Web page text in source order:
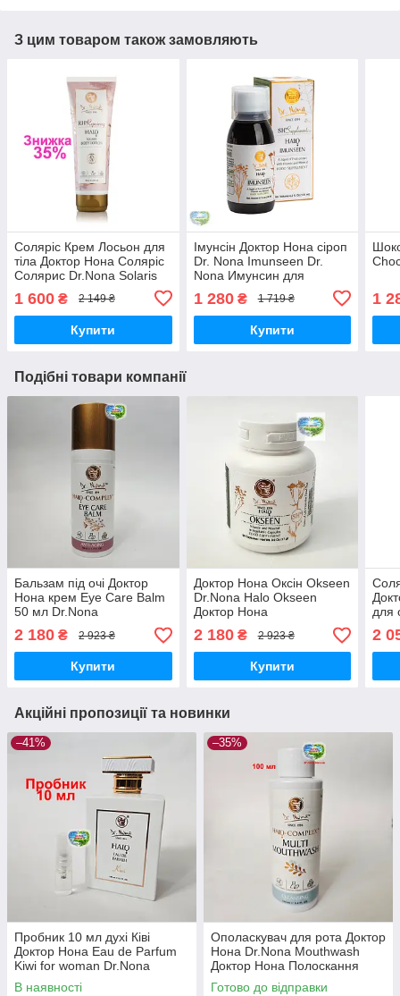
З цим товаром також замовляють
Соляріс Крем Лосьон для
тіла Доктор Нона Соляріс
Солярис Dr.Nona Solaris
1 600 ₴ 2 149 ₴
Купити
Імунсін Доктор Нона сіроп
Dr. Nona Imunseen Dr.
Nona Имунсин для
1 280₴ 1 719 ₴
Купити
1
Подібні товари компанії
Бальзам під очі Доктор
Нона крем Eye Care Balm
50 мл Dr.Nona
2 180 ₴ 2 923 ₴
Купити
Доктор Нона Оксін Okseen
Dr.Nona Halo Okseen
Доктор Нона
2 180₴ 2 923 ₴
Купити
для
2
Акційні пропозиції та новинки
–41%
Пробник 10 мл духі Ківі
Доктор Нона Eau de Parfum
Kiwi for woman Dr.Nona
Парфумована вода Ківі
В наявності
–35%
Ополаскувач для рота Доктор
Нона Dr.Nona Mouthwash
Доктор Нона Полоскання
Золоті краплі 100 мл
Готово до відправки